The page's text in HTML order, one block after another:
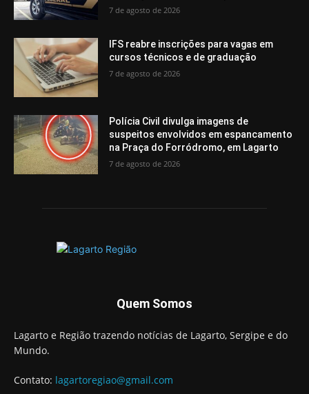
7 de agosto de 2026
IFS reabre inscrições para vagas em
cursos técnicos e de graduação
7 de agosto de 2026
Polícia Civil divulga imagens de
suspeitos envolvidos em espancamento
na Praça do Forródromo, em Lagarto
7 de agosto de 2026
Quem Somos
Lagarto e Região trazendo notícias de Lagarto, Sergipe e do
Mundo.
Contato: lagartoregiao@gmail.com